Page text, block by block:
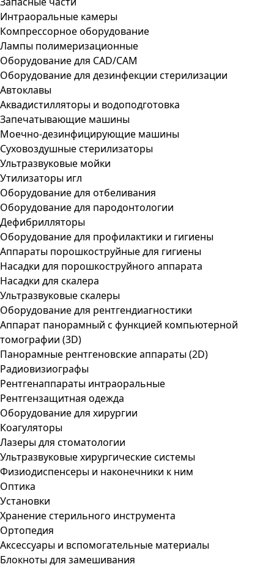
Интраоральные камеры
Компрессорное оборудование
Лампы полимеризационные
Оборудование для CAD/CAM
Оборудование для дезинфекции стерилизации
Автоклавы
Аквадистилляторы и водоподготовка
Запечатывающие машины
Моечно-дезинфицирующие машины
Суховоздушные стерилизаторы
Ультразвуковые мойки
Утилизаторы игл
Оборудование для отбеливания
Оборудование для пародонтологии
Дефибрилляторы
Оборудование для профилактики и гигиены
Аппараты порошкоструйные для гигиены
Насадки для порошкоструйного аппарата
Насадки для скалера
Ультразвуковые скалеры
Оборудование для рентгендиагностики
Аппарат панорамный с функцией компьютерной
томографии (3D)
Панорамные рентгеновские аппараты (2D)
Радиовизиографы
Рентгенаппараты интраоральные
Рентгензащитная одежда
Оборудование для хирургии
Коагуляторы
Лазеры для стоматологии
Ультразвуковые хирургические системы
Физиодиспенсеры и наконечники к ним
Оптика
Установки
Хранение стерильного инструмента
Ортопедия
Аксессуары и вспомогательные материалы
Блокноты для замешивания